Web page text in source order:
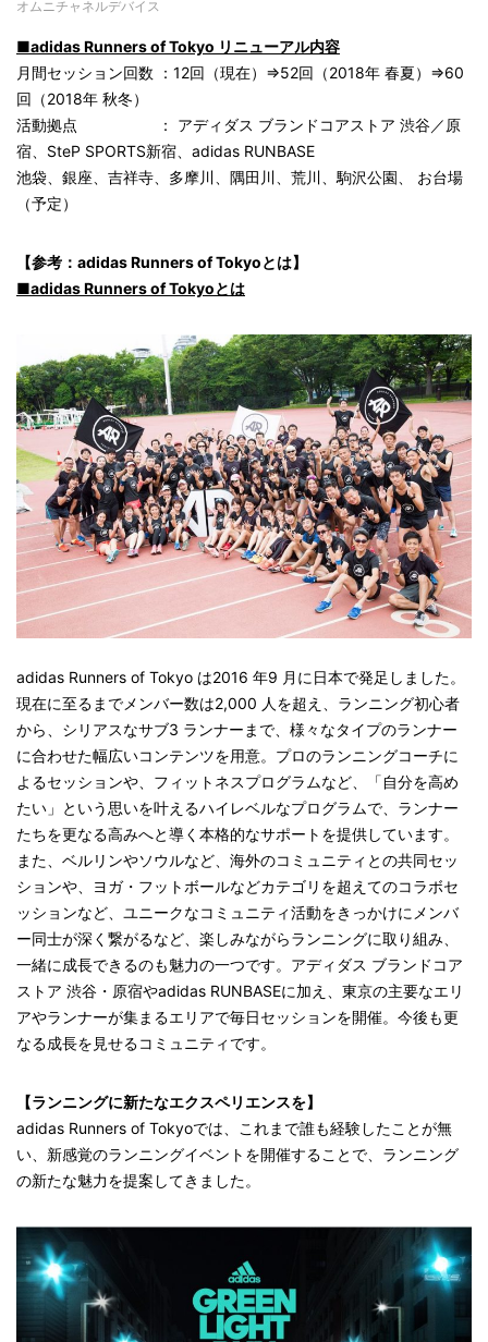
オムニチャネルデバイス
■adidas Runners of Tokyo リニューアル内容
月間セッション回数 ：12回（現在）⇒52回（2018年 春夏）⇒60
回（2018年 秋冬）
活動拠点 ： アディダス ブランドコアストア 渋谷／原
宿、SteP SPORTS新宿、adidas RUNBASE
池袋、銀座、吉祥寺、多摩川、隅田川、荒川、駒沢公園、 お台場
（予定）
【参考：adidas Runners of Tokyoとは】
■adidas Runners of Tokyoとは
adidas Runners of Tokyo は2016 年9 月に日本で発足しました。
現在に至るまでメンバー数は2,000 人を超え、ランニング初心者
から、シリアスなサブ3 ランナーまで、様々なタイプのランナー
に合わせた幅広いコンテンツを用意。プロのランニングコーチに
よるセッションや、フィットネスプログラムなど、「自分を高め
たい」という思いを叶えるハイレベルなプログラムで、ランナー
たちを更なる高みへと導く本格的なサポートを提供しています。
また、ベルリンやソウルなど、海外のコミュニティとの共同セッ
ションや、ヨガ・フットボールなどカテゴリを超えてのコラボセ
ッションなど、ユニークなコミュニティ活動をきっかけにメンバ
ー同士が深く繋がるなど、楽しみながらランニングに取り組み、
一緒に成長できるのも魅力の一つです。アディダス ブランドコア
ストア 渋谷・原宿やadidas RUNBASEに加え、東京の主要なエリ
アやランナーが集まるエリアで毎日セッションを開催。今後も更
なる成長を見せるコミュニティです。
【ランニングに新たなエクスペリエンスを】
adidas Runners of Tokyoでは、これまで誰も経験したことが無
い、新感覚のランニングイベントを開催することで、ランニング
の新たな魅力を提案してきました。